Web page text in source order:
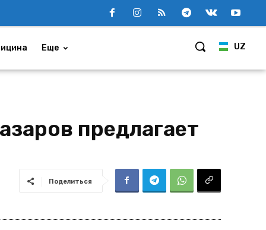
UZ
Еще
предлагает
Поделиться